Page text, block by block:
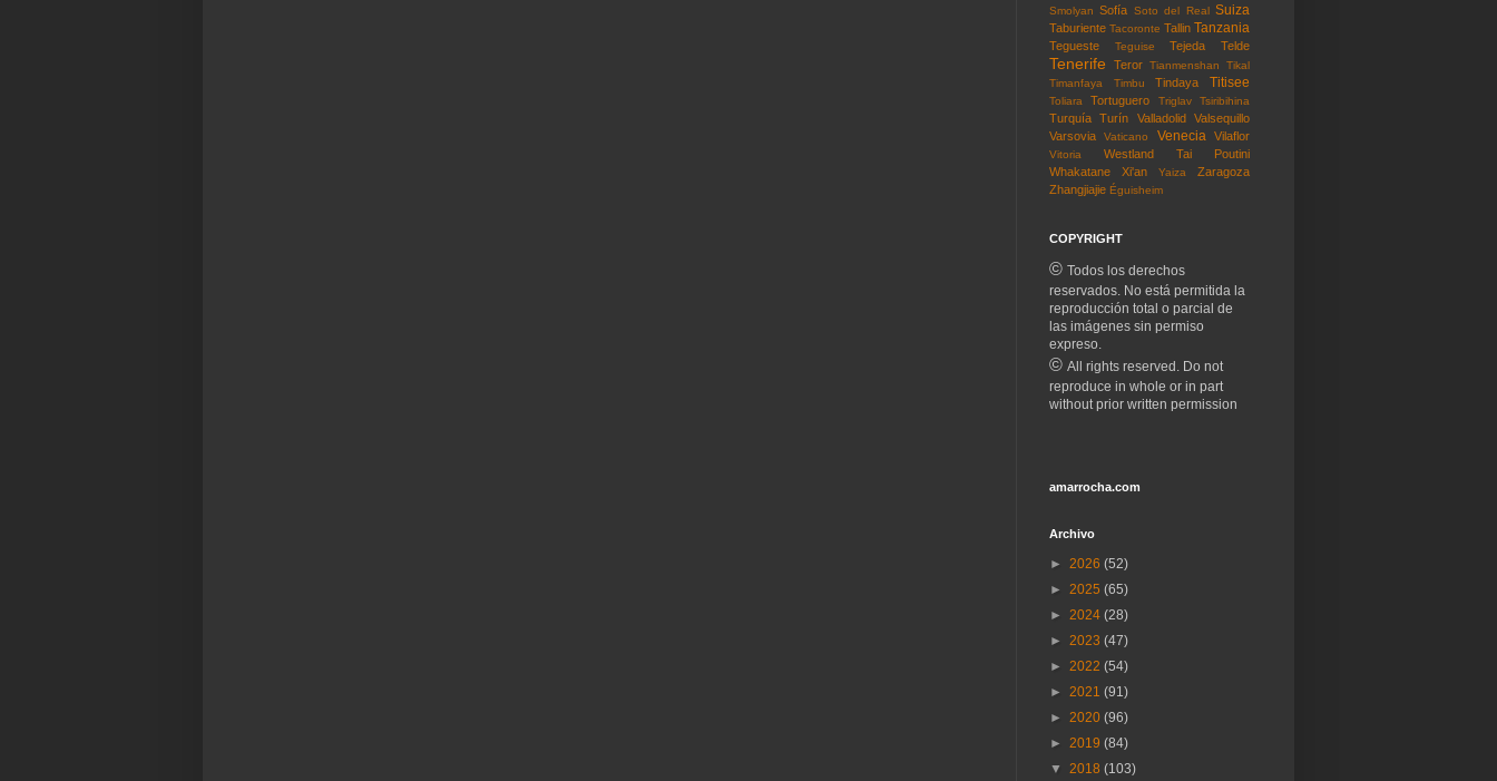
Smolyan Sofía Soto del Real Suiza
Taburiente Tacoronte Tallin Tanzania
Tegueste Teguise Tejeda Telde
Tenerife Teror Tianmenshan
Tikal
Timanfaya
Timbu Tindaya Titisee
Toliara Tortuguero Triglav Tsiribihina
Turquía Turín Valladolid
Valsequillo
Varsovia
Vaticano Venecia Vilaflor
Vitoria
Westland Tai Poutini
Whakatane
Xi'an Yaiza
Zaragoza
Zhangjiajie Éguisheim
COPYRIGHT
© Todos los derechos
reservados. No está permitida la
reproducción total o parcial de
las imágenes sin permiso
expreso.
© All rights reserved. Do not
reproduce in whole or in part
without prior written permission
amarrocha.com
Archivo
► 2026 (52)
► 2025 (65)
► 2024 (28)
► 2023 (47)
► 2022 (54)
► 2021 (91)
► 2020 (96)
► 2019 (84)
▼ 2018 (103)